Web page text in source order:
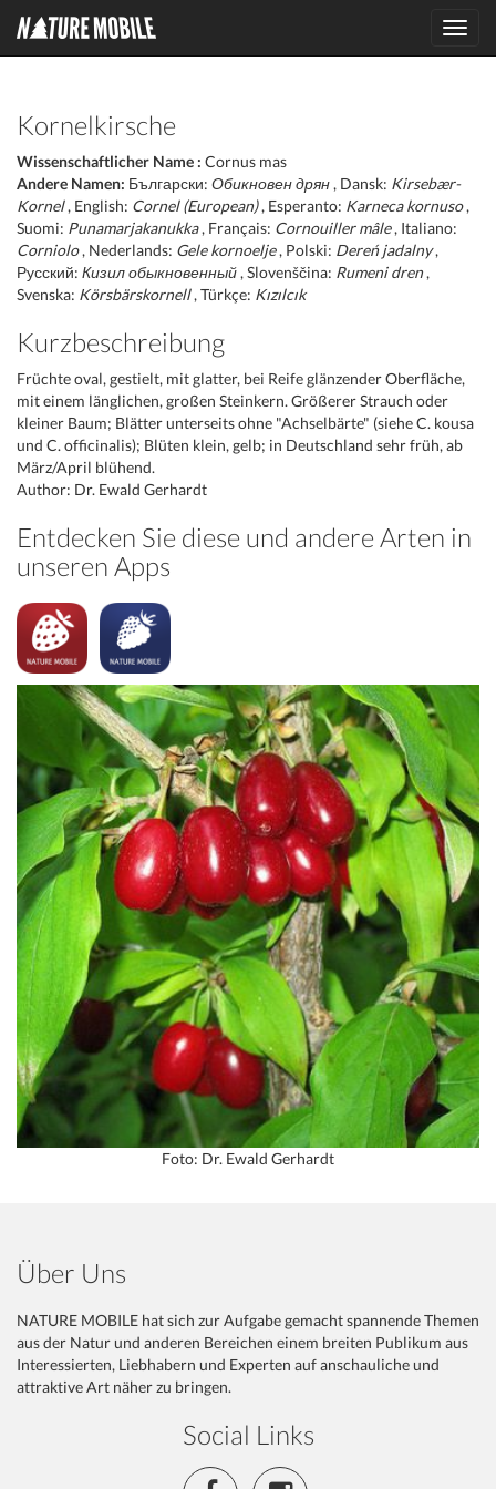
Kornelkirsche
Wissenschaftlicher Name : Cornus mas
Andere Namen: Български: Обикновен дрян , Dansk: Kirsebær-
Kornel, English: Cornel (European), Esperanto: Karneca kornuso,
Suomi: Punamarjakanukka, Français: Cornouiller mâle, Italiano:
Corniolo, Nederlands: Gele kornoelje, Polski: Dereń jadalny,
Русский: Кизил обыкновенный , Slovenščina: Rumeni dren,
Svenska: Körsbärskornell, Türkçe: Kızılcık
Kurzbeschreibung
Früchte oval, gestielt, mit glatter, bei Reife glänzender Oberfläche,
mit einem länglichen, großen Steinkern. Größerer Strauch oder
kleiner Baum; Blätter unterseits ohne "Achselbärte" (siehe C. kousa
und C. officinalis); Blüten klein, gelb; in Deutschland sehr früh, ab
März/April blühend.
Author: Dr. Ewald Gerhardt
Entdecken Sie diese und andere Arten in
unseren Apps
Foto: Dr. Ewald Gerhardt
Über Uns
NATURE MOBILE hat sich zur Aufgabe gemacht spannende Themen
aus der Natur und anderen Bereichen einem breiten Publikum aus
Interessierten, Liebhabern und Experten auf anschauliche und
attraktive Art näher zu bringen.
Social Links